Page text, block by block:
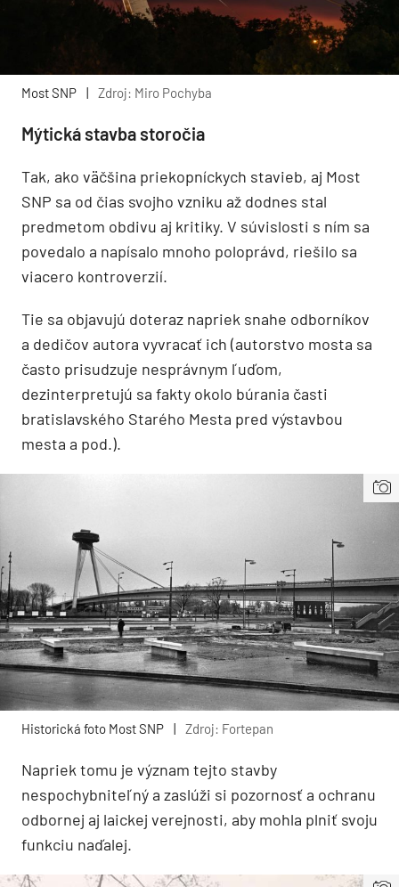
Most SNP | Zdroj: Miro Pochyba
Mýtická stavba storočia
Tak, ako väčšina priekopníckych stavieb, aj Most
SNP sa od čias svojho vzniku až dodnes stal
predmetom obdivu aj kritiky. V súvislosti s ním sa
povedalo a napísalo mnoho poloprávd, riešilo sa
viacero kontroverzií.
Tie sa objavujú doteraz napriek snahe odborníkov
a dedičov autora vyvracať ich (autorstvo mosta sa
často prisudzuje nesprávnym ľuďom,
dezinterpretujú sa fakty okolo búrania časti
bratislavského Starého Mesta pred výstavbou
mesta a pod.).
Historická foto Most SNP Zdroj: Fortepan
Napriek tomu je význam tejto stavby
nespochybniteľný a zaslúži si pozornosť a ochranu
odbornej aj laickej verejnosti, aby mohla plniť svoju
funkciu naďalej.